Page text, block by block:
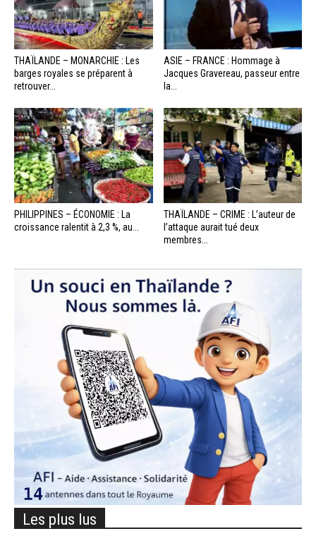
THAÏLANDE – MONARCHIE : Les
barges royales se préparent à
retrouver...
ASIE – FRANCE : Hommage à
Jacques Gravereau, passeur entre
la...
PHILIPPINES – ÉCONOMIE : La
croissance ralentit à 2,3 %, au...
THAÏLANDE – CRIME : L’auteur de
l’attaque aurait tué deux
membres...
Les plus lus